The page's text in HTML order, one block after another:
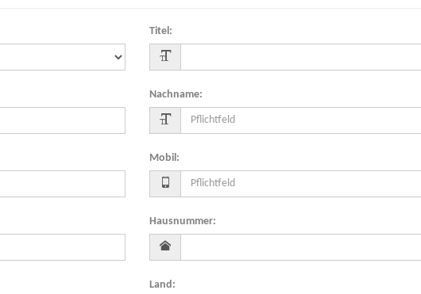
Titel:
Nachname:
Mobil:
Hausnummer:
Land: